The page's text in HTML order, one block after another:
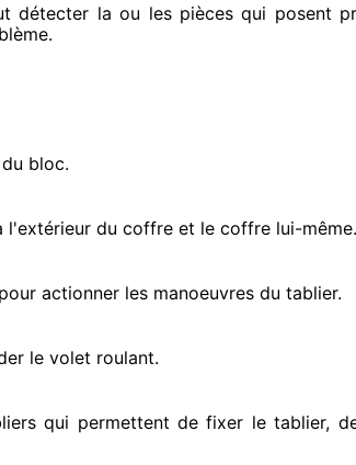
détecter la ou les pièces qui posent
.
bloc.
l'extérieur du coffre et le coffre lui-même.
actionner les manoeuvres du tablier.
le volet roulant.
qui permettent de fixer le tablier,